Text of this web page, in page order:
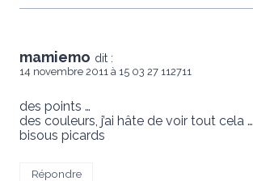
mamiemo dit :
14 novembre 2011 à 15 03 27 112711
des points …
des couleurs, j’ai hâte de voir tout cela …
bisous picards
Répondre